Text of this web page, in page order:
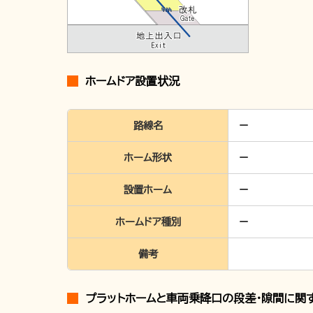
ホームドア設置状況
路線名
ホーム形状
設置ホーム
ホームドア種別
備考
プラットホームと車両乗降口の段差・隙間に関